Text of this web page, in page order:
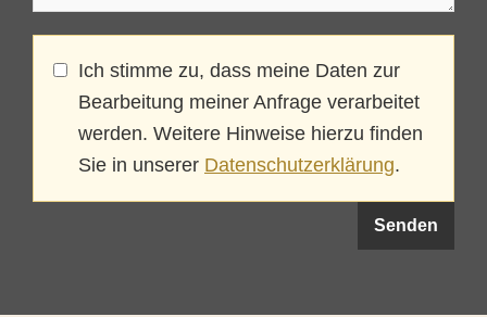
Ich stimme zu, dass meine Daten zur
Bearbeitung meiner Anfrage verarbeitet
werden. Weitere Hinweise hierzu finden
Sie in unserer Datenschutzerklärung.